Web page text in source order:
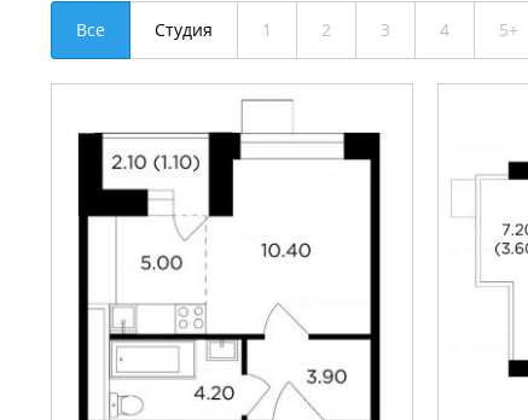
Все Студия 1 2 3 4 5+